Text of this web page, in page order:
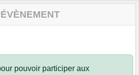
pouvoir participer aux